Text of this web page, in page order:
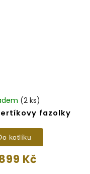
fazolky
(2 ks)
Kč
kotlíku